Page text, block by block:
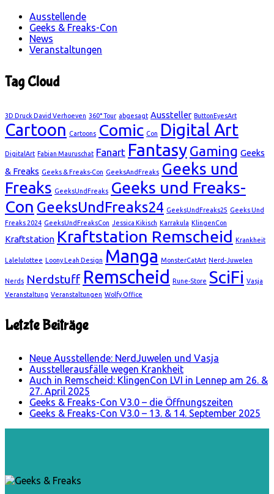
Ausstellende
Geeks & Freaks-Con
News
Veranstaltungen
Tag Cloud
3D Druck David Verhoeven 360° Tour abgesagt Aussteller ButtonEyesArt
Cartoon Cartoons Comic Con Digital Art
DigitalArt Fabian Mauruschat Fanart Fantasy Gaming Geeks
& Freaks Geeks & Freaks-Con GeeksAndFreaks Geeks und
Freaks GeeksUndFreaks Geeks und Freaks-
Con GeeksUndFreaks24 GeeksUndFreaks25 Geeks Und
Freaks 2024 GeeksUndFreaksCon Jessica Kikisch Karrakula KlingenCon
Kraftstation Kraftstation Remscheid Krankheit
Lalelulottee Loony Leah Design Manga MonsterCatArt Nerd-Juwelen
Nerds Nerdstuff Remscheid Rune-Store SciFi Vasja
Veranstaltung Veranstaltungen Wolfy Office
Letzte Beiträge
Neue Ausstellende: NerdJuwelen und Vasja
Ausstellerausfälle wegen Krankheit
Auch in Remscheid: KlingenCon LVI in Lennep am 26. &
27. April 2025
Geeks & Freaks-Con V3.0 – die Öffnungszeiten
Geeks & Freaks-Con V3.0 – 13. & 14. September 2025